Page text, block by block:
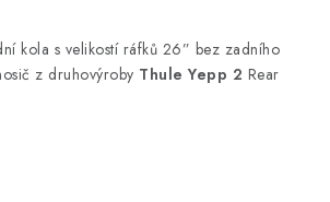
kola s velikostí ráfků 26” bez zadního
z druhovýroby Thule Yepp 2 Rear